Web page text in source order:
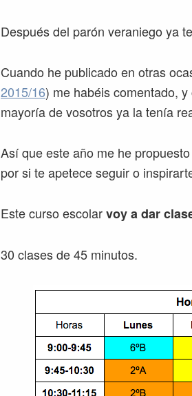
Después del parón veraniego ya
Cuando he publicado en otras
2015/16) me habéis comentado,
mayoría de vosotros ya la tenía
Así que este año me he
por si te apetece seguir o
Este curso escolarvoy a dar
30 clases de 45 minutos.